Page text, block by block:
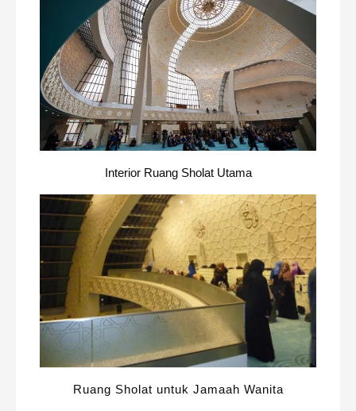
Interior Ruang Sholat Utama
Ruang Sholat untuk Jamaah Wanita